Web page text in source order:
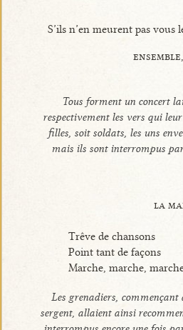
S’ils n’en meurent pas vous
ensemble,
Tous forment un concert
respectivement les vers qui
filles, soit soldats, les uns
mais ils sont interrompus
la
Trêve de chansons
Point tant de façons
Marche, marche,
Les grenadiers,
sergent, allaient ainsi